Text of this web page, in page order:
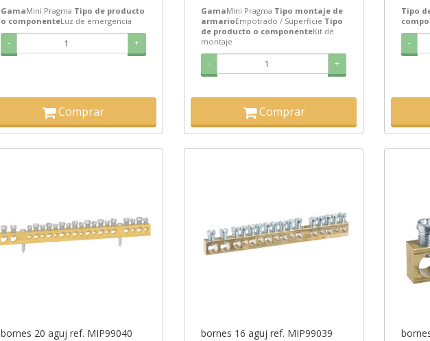
Oferta...
GamaMini Pragma Tipo de producto
o componenteLuz de emergencia
- +
Comprar
MIP99047...
GamaMini Pragma Tipo montaje de
armarioEmpotrado / Superficie Tipo
de producto o componenteKit de
montaje
- +
Comprar
de...
Tipo
-
bornes 20 aguj ref. MIP99040
bornes 16 aguj ref. MIP99039